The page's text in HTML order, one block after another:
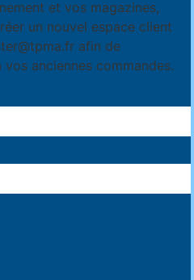
et vos magazines,
un nouvel espace client
afin de
anciennes commandes.